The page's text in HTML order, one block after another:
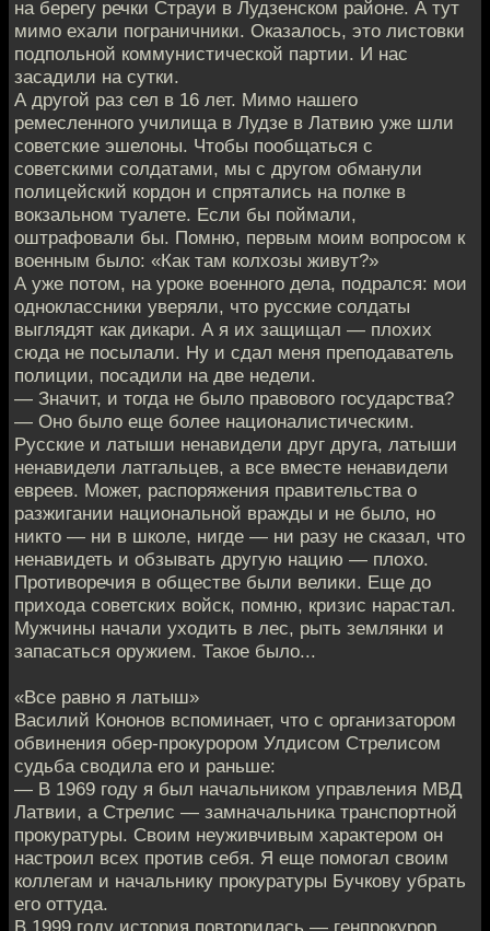
на берегу речки Страуи в Лудзенском районе. А тут
мимо ехали пограничники. Оказалось, это листовки
подпольной коммунистической партии. И нас
засадили на сутки.
А другой раз сел в 16 лет. Мимо нашего
ремесленного училища в Лудзе в Латвию уже шли
советские эшелоны. Чтобы пообщаться с
советскими солдатами, мы с другом обманули
полицейский кордон и спрятались на полке в
вокзальном туалете. Если бы поймали,
оштрафовали бы. Помню, первым моим вопросом к
военным было: «Как там колхозы живут?»
А уже потом, на уроке военного дела, подрался: мои
одноклассники уверяли, что русские солдаты
выглядят как дикари. А я их защищал — плохих
сюда не посылали. Ну и сдал меня преподаватель
полиции, посадили на две недели.
— Значит, и тогда не было правового государства?
— Оно было еще более националистическим.
Русские и латыши ненавидели друг друга, латыши
ненавидели латгальцев, а все вместе ненавидели
евреев. Может, распоряжения правительства о
разжигании национальной вражды и не было, но
никто — ни в школе, нигде — ни разу не сказал, что
ненавидеть и обзывать другую нацию — плохо.
Противоречия в обществе были велики. Еще до
прихода советских войск, помню, кризис нарастал.
Мужчины начали уходить в лес, рыть землянки и
запасаться оружием. Такое было...
«Все равно я латыш»
Василий Кононов вспоминает, что с организатором
обвинения обер-прокурором Улдисом Стрелисом
судьба сводила его и раньше:
— В 1969 году я был начальником управления МВД
Латвии, а Стрелис — замначальника транспортной
прокуратуры. Своим неуживчивым характером он
настроил всех против себя. Я еще помогал своим
коллегам и начальнику прокуратуры Бучкову убрать
его оттуда.